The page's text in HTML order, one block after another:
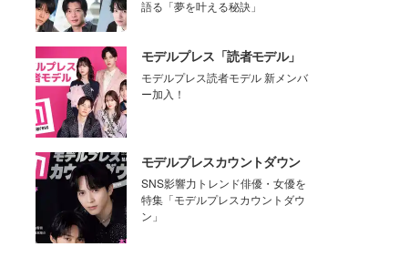
語る「夢を叶える秘訣」
モデルプレス「読者モデル」
モデルプレス読者モデル 新メンバ
ー加入！
モデルプレスカウントダウン
SNS影響力トレンド俳優・女優を
特集「モデルプレスカウントダウ
ン」